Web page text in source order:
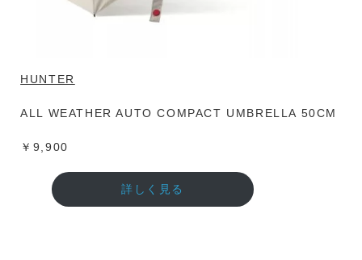
HUNTER
ALL WEATHER AUTO COMPACT UMBRELLA 50CM
￥9,900
詳しく見る